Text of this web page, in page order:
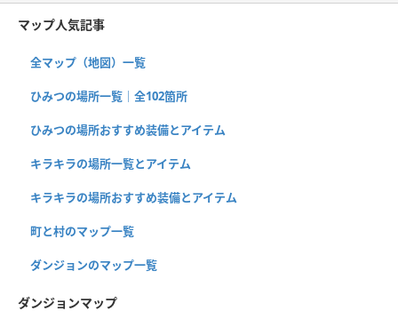
マップ人気記事
全マップ（地図）一覧
ひみつの場所一覧｜全102箇所
ひみつの場所おすすめ装備とアイテム
キラキラの場所一覧とアイテム
キラキラの場所おすすめ装備とアイテム
町と村のマップ一覧
ダンジョンのマップ一覧
ダンジョンマップ